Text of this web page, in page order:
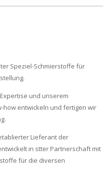
Speziel-Schmierstoffe für
und unserem
how entwickeln und fertigen wir
Lieferant der
in stter Partnerschaft mit
für die diversen